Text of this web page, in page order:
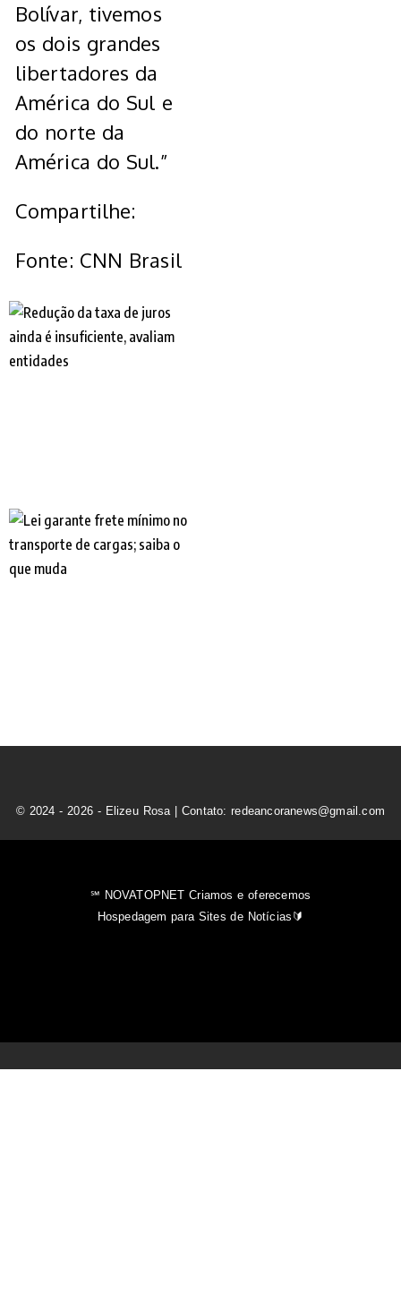
Bolívar, tivemos
os dois grandes
libertadores da
América do Sul e
do norte da
América do Sul.”
Compartilhe:
Fonte: CNN Brasil
© 2024 - 2026 - Elizeu Rosa | Contato: redeancoranews@gmail.com
℠ NOVATOPNET Criamos e oferecemos
Hospedagem para Sites de Notícias🔰